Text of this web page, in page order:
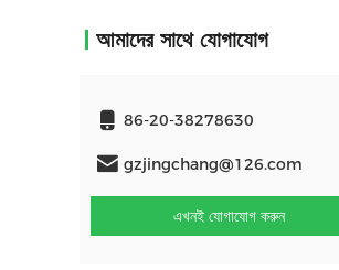
আমাদের সাথে যোগাযোগ
86-20-38278630
gzjingchang@126.com
এখনই যোগাযোগ করুন